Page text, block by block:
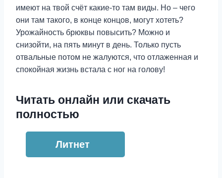
имеют на твой счёт какие-то там виды. Но – чего
они там такого, в конце концов, могут хотеть?
Урожайность брюквы повысить? Можно и
снизойти, на пять минут в день. Только пусть
отвальные потом не жалуются, что отлаженная и
спокойная жизнь встала с ног на голову!
Читать онлайн или скачать
полностью
Литнет